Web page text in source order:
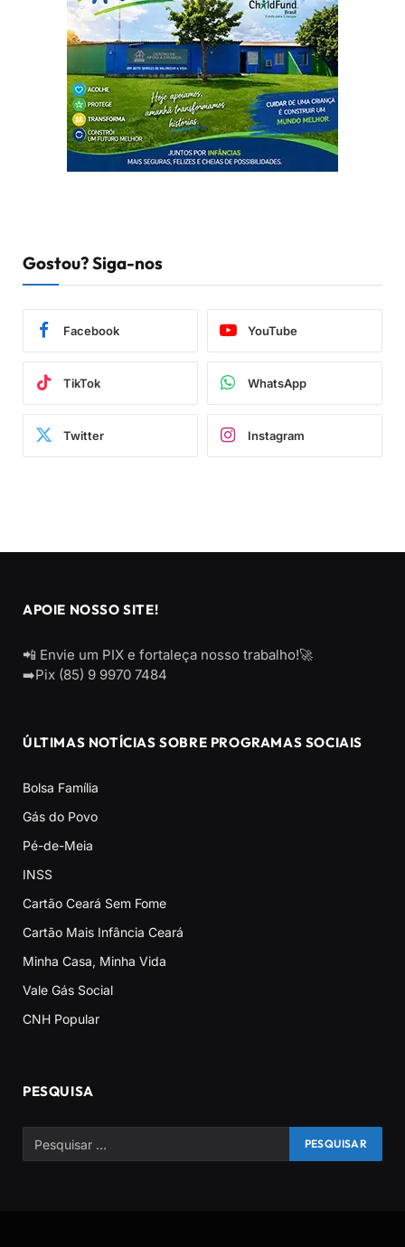
Gostou? Siga-nos
Facebook YouTube
TikTok WhatsApp
Twitter Instagram
APOIE NOSSO SITE!
📲 Envie um PIX e fortaleça nosso trabalho!🚀
➡️Pix (85) 9 9970 7484
ÚLTIMAS NOTÍCIAS SOBRE PROGRAMAS SOCIAIS
Bolsa Família
Gás do Povo
Pé-de-Meia
INSS
Cartão Ceará Sem Fome
Cartão Mais Infância Ceará
Minha Casa, Minha Vida
Vale Gás Social
CNH Popular
PESQUISA